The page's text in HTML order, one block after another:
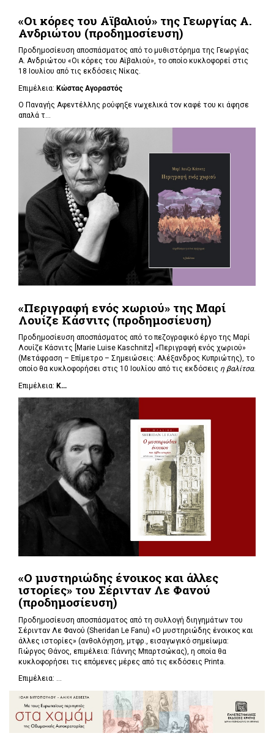
«Οι κόρες του Αϊβαλιού» της Γεωργίας Α.
Ανδριώτου (προδημοσίευση)
Προδημοσίευση αποσπάσματος από το μυθιστόρημα της Γεωργίας
Α. Ανδριώτου «Οι κόρες του Αϊβαλιού», το οποίο κυκλοφορεί στις
18 Ιουλίου από τις εκδόσεις Νίκας.
Επιμέλεια: Κώστας Αγοραστός
Ο Παναγής Αφεντέλλης ρούφηξε νωχελικά τον καφέ του κι άφησε
απαλά τ...
«Περιγραφή ενός χωριού» της Μαρί
Λουίζε Κάσνιτς (προδημοσίευση)
Προδημοσίευση αποσπάσματος από το πεζογραφικό έργο της Μαρί
Λουίζε Κάσνιτς [Marie Luise Kaschnitz] «Περιγραφή ενός χωριού»
(Μετάφραση – Επίμετρο – Σημειώσεις: Αλέξανδρος Κυπριώτης), το
οποίο θα κυκλοφορήσει στις 10 Ιουλίου από τις εκδόσεις η βαλίτσα.
Επιμέλεια: Κ...
«Ο μυστηριώδης ένοικος και άλλες
ιστορίες» του Σέρινταν Λε Φανού
(προδημοσίευση)
Προδημοσίευση αποσπάσματος από τη συλλογή διηγημάτων του
Σέρινταν Λε Φανού (Sheridan Le Fanu) «Ο μυστηριώδης ένοικος και
άλλες ιστορίες» (ανθολόγηση, μτφρ., εισαγωγικό σημείωμα:
Γιώργος Θάνος, επιμέλεια: Γιάννης Μπαρτσώκας), η οποία θα
κυκλοφορήσει τις επόμενες μέρες από τις εκδόσεις Printa.
Επιμέλεια: ...